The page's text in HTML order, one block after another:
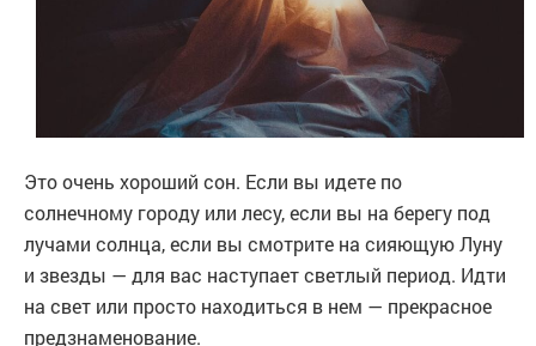
Это очень хороший сон. Если вы идете по
солнечному городу или лесу, если вы на берегу под
лучами солнца, если вы смотрите на сияющую Луну
и звезды — для вас наступает светлый период. Идти
на свет или просто находиться в нем — прекрасное
предзнаменование.